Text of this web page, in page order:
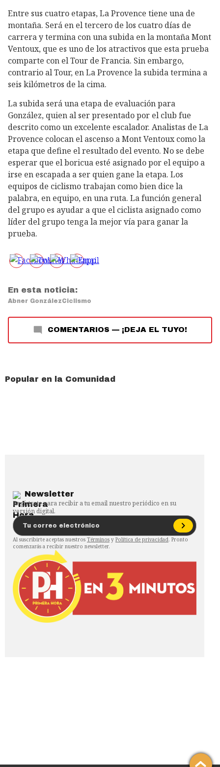
Entre sus cuatro etapas, La Provence tiene una de
montaña. Será en el tercero de los cuatro días de
carrera y termina con una subida en la montaña Mont
Ventoux, que es uno de los atractivos que esta prueba
comparte con el Tour de Francia. Sin embargo,
contrario al Tour, en La Provence la subida termina a
seis kilómetros de la cima.
La subida será una etapa de evaluación para
González, quien al ser presentado por el club fue
descrito como un excelente escalador. Analistas de La
Provence colocan el ascenso a Mont Ventoux como la
etapa que define el resultado del evento. No se debe
esperar que el boricua esté asignado por el equipo a
irse en escapada a ser quien gane la etapa. Los
equipos de ciclismo trabajan como bien dice la
palabra, en equipo, en una ruta. La función general
del grupo es ayudar a que el ciclista asignado como
líder del grupo tenga la mejor vía para ganar la
prueba.
En esta noticia:
Abner GonzálezCiclismo
COMENTARIOS — ¡DEJA EL TUYO!
Popular en la Comunidad
Newsletter
Regístrate para recibir a tu email nuestro periódico en su
versión digital.
Al suscribirte aceptas nuestros Términos y Política de privacidad. Pronto
comenzarás a recibir nuestro newsletter.